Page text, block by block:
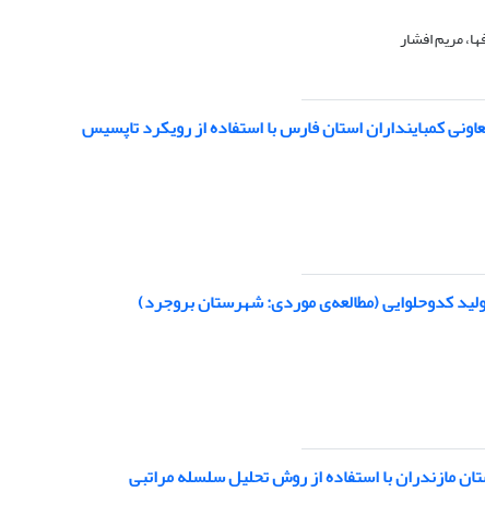
مریم افشار
کمباینداران استان فارس با استفاده از رویکرد تاپسیس
کدوحلوایی (مطالعه‌ی موردی: شهرستان بروجرد)
مازندران با استفاده از روش تحلیل سلسله مراتبی